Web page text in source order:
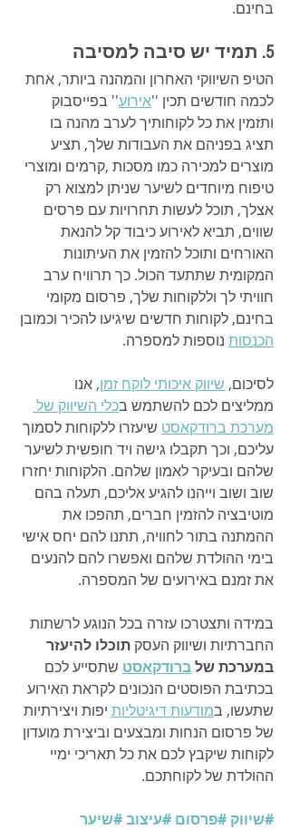
בחינם.
5. תמיד יש סיבה למסיבה
הטיפ השיווקי האחרון והמהנה ביותר, אחת
לכמה חודשים תכין ''אירוע'' בפייסבוק
ותזמין את כל לקוחותיך לערב מהנה בו
תציג בפניהם את העבודות שלך, תציע
מוצרים למכירה כמו מסכות ,קרמים ומוצרי
טיפוח מיוחדים לשיער שניתן למצוא רק
אצלך, תוכל לעשות תחרויות עם פרסים
שווים, תביא לאירוע כיבוד קל להנאת
האורחים ותוכל להזמין את העיתונות
המקומית שתתעד הכול. כך תרוויח ערב
חוויתי לך וללקוחות שלך, פרסום מקומי
בחינם, לקוחות חדשים שיגיעו להכיר וכמובן
הכנסות נוספות למספרה.
לסיכום, שיווק איכותי לוקח זמן, אנו
ממליצים לכם להשתמש בכלי השיווק של
מערכת ברודקאסט שיעזרו ללקוחות לסמוך
עליכם, וכך תקבלו גישה ויד חופשית לשיער
שלהם ובעיקר לאמון שלהם. הלקוחות יחזרו
שוב ושוב וייהנו להגיע אליכם, תעלה בהם
מוטיבציה להזמין חברים, תהפכו את
ההמתנה בתור לחוויה, תתנו להם יחס אישי
בימי ההולדת שלהם ואפשרו להם להנעים
את זמנם באירועים של המספרה.
במידה ותצטרכו עזרה בכל הנוגע לרשתות
החברתיות ושיווק העסק תוכלו להיעזר
במערכת של ברודקאסט שתסייע לכם
בכתיבת הפוסטים הנכונים לקראת האירוע
שתעשו, במודעות דיגיטליות יפות ויצירתיות
של פרסום הנחות ומבצעים וביצירת מועדון
לקוחות שיקבץ לכם את כל תאריכי ימיי
ההולדת של לקוחתכם.
#שיווק #פרסום #עיצוב#שיער